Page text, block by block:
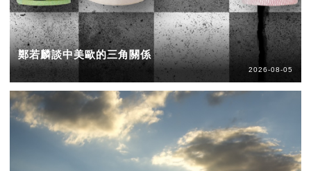
鄭若麟談中美歐的三角關係
2026-08-05